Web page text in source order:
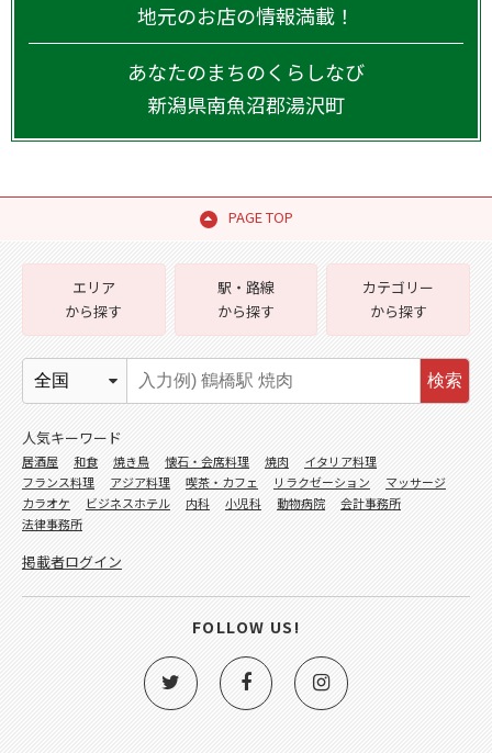
地元のお店の情報満載！
あなたのまちのくらしなび
新潟県南魚沼郡湯沢町
PAGE TOP
エリア
から探す
駅・路線
から探す
カテゴリー
から探す
検索
人気キーワード
居酒屋 和食 焼き鳥 懐石・会席料理 焼肉
イタリア料理
フランス料理
アジア料理 喫茶・カフェ リラクゼーション
マッサージ
カラオケ
ビジネスホテル 内科 小児科 動物病院
会計事務所
法律事務所
掲載者ログイン
FOLLOW US!